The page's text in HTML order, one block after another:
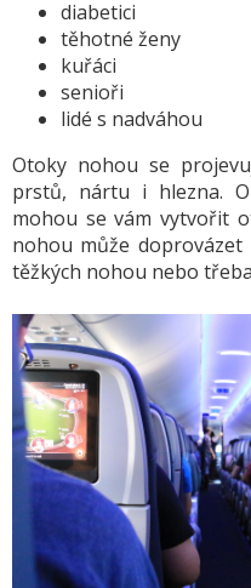
diabetici
těhotné ženy
kuřáci
senioři
lidé s nadváhou
Otoky nohou se
prstů, nártu i hlezna.
mohou se vám vytvořit
nohou může doprovázet
těžkých nohou nebo